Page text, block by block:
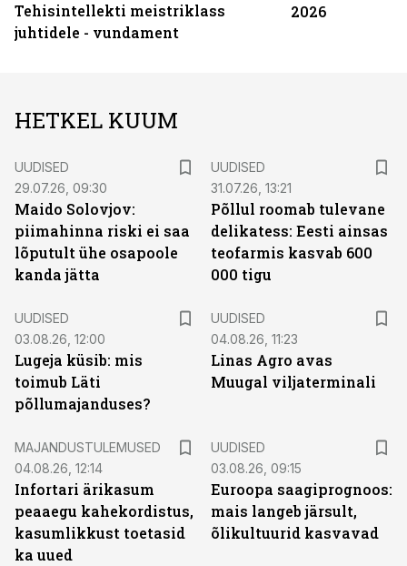
Tehisintellekti meistriklass
juhtidele - vundament
2026
HETKEL KUUM
UUDISED
29.07.26, 09:30
Maido Solovjov:
piimahinna riski ei saa
lõputult ühe osapoole
kanda jätta
UUDISED
31.07.26, 13:21
Põllul roomab tulevane
delikatess: Eesti ainsas
teofarmis kasvab 600
000 tigu
UUDISED
03.08.26, 12:00
Lugeja küsib: mis
toimub Läti
põllumajanduses?
UUDISED
04.08.26, 11:23
Linas Agro avas
Muugal viljaterminali
MAJANDUSTULEMUSED
04.08.26, 12:14
Infortari ärikasum
peaaegu kahekordistus,
kasumlikkust toetasid
ka uued
UUDISED
03.08.26, 09:15
Euroopa saagiprognoos:
mais langeb järsult,
õlikultuurid kasvavad